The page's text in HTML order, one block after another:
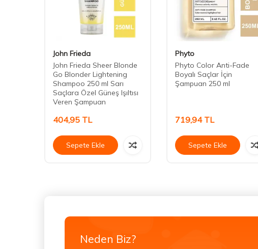
John Frieda
John Frieda Sheer Blonde
Go Blonder Lightening
Shampoo 250 ml Sarı
Saçlara Özel Güneş Işıltısı
Veren Şampuan
404,95 TL
Sepete Ekle
Phyto
Phyto Color Anti-Fade
Boyalı Saçlar İçin
Şampuan 250 ml
719,94TL
Sepete Ekle
Neden Biz?